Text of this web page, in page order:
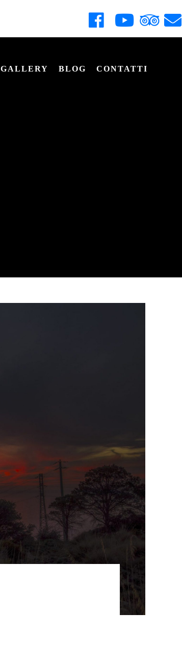
GALLERY BLOG CONTATTI